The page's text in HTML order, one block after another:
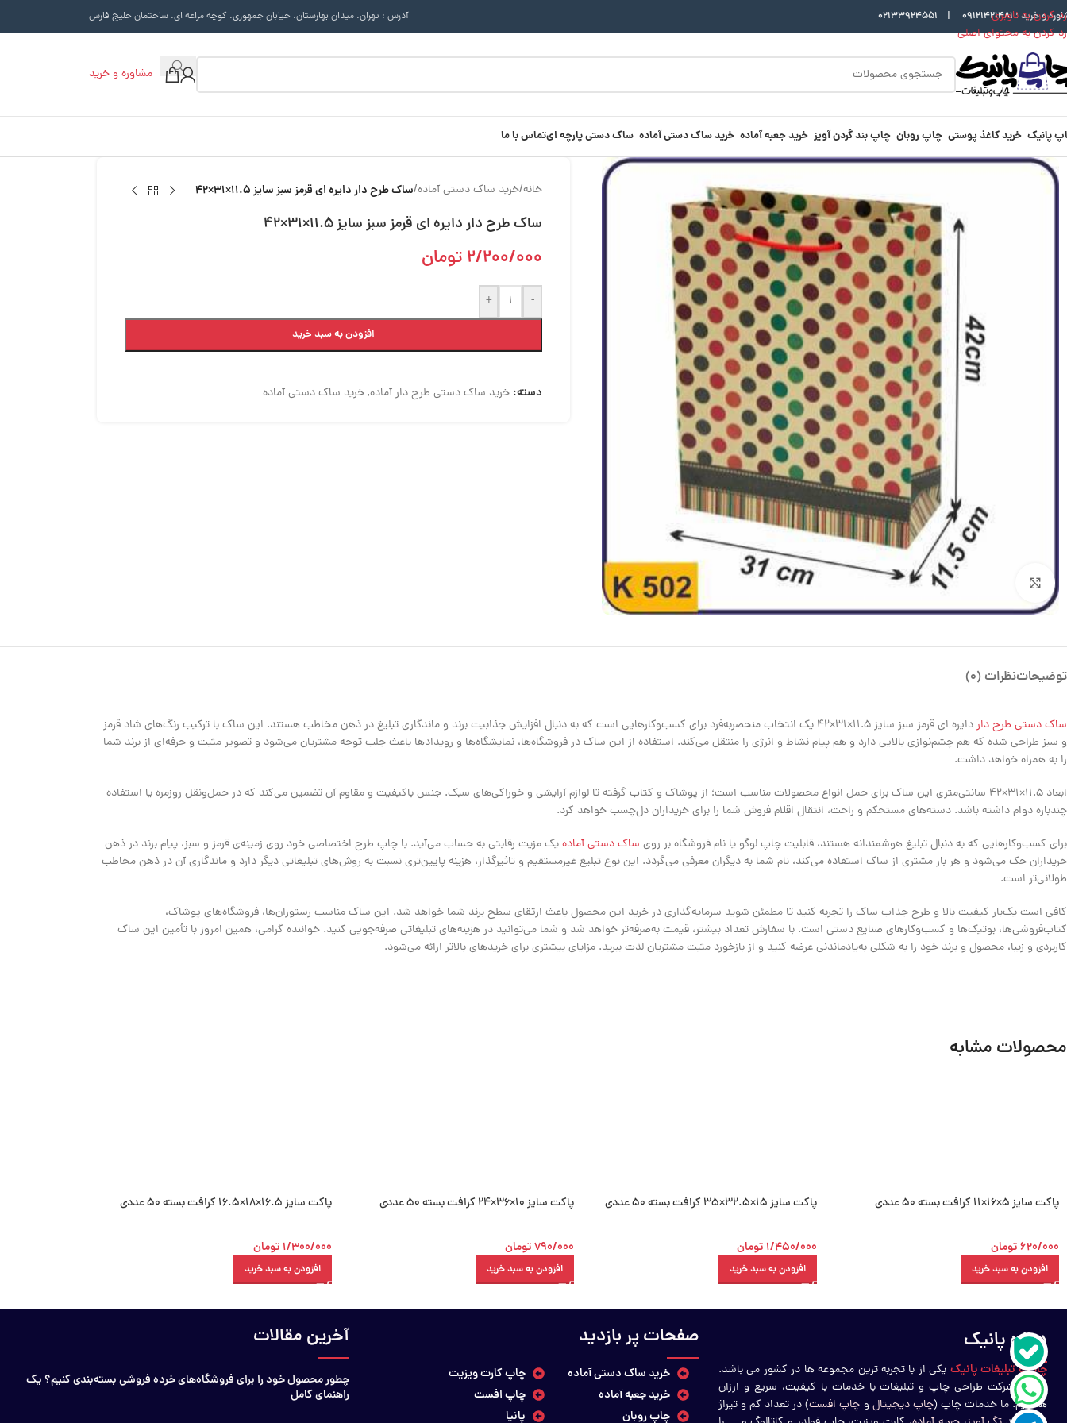
رد کردن به ناوبری
رد کردن به محتوای اصلی
و خرید :09121421481
|
02133924551 آدرس : تهران. میدان بهارستان. خیابان جمهوری. کوچه مراغه ای. ساختمان خلیج فارس
مشاوره و خرید
پانیک خرید کاغذ پوستی چاپ روبان چاپ بند گردن آویز خرید جعبه آماده خرید ساک دستی آماده ساک دستی پارچه ایتماس با ما
بزرگنمایی تصویر
خانه/خرید ساک دستی آماده/ساک طرح دار دایره ای قرمز سبز سایز 11.5×31×42
ساک طرح دار دایره ای قرمز سبز سایز 11.5×31×42
2/200/000 تومان
-
+
افزودن به سبد خرید
دسته: خرید ساک دستی طرح دار آماده,خرید ساک دستی آماده
توضیحاتنظرات (0)
ساک دستی طرح‌ دار
دایره ای قرمز سبز سایز 11.5×31×42 یک انتخاب منحصربه‌فرد برای کسب‌وکارهایی است که به دنبال افزایش جذابیت برند و ماندگاری تبلیغ در ذهن مخاطب هستند. این ساک با ترکیب رنگ‌های شاد قرمز
و سبز طراحی شده که هم چشم‌نوازی بالایی دارد و هم پیام نشاط و انرژی را منتقل می‌کند. استفاده از این ساک در فروشگاه‌ها، نمایشگاه‌ها و رویدادها باعث جلب توجه مشتریان می‌شود و تصویر مثبت و حرفه‌ای از برند شما
را به همراه خواهد داشت.
ابعاد 11.5×31×42 سانتی‌متری این ساک برای حمل انواع محصولات مناسب است؛ از پوشاک و کتاب گرفته تا لوازم آرایشی و خوراکی‌های سبک. جنس باکیفیت و مقاوم آن تضمین می‌کند که در حمل‌ونقل روزمره یا استفاده
چندباره دوام داشته باشد. دسته‌های مستحکم و راحت، انتقال اقلام فروش شما را برای خریداران دل‌چسب خواهد کرد.
برای کسب‌وکارهایی که به دنبال تبلیغ هوشمندانه هستند، قابلیت چاپ لوگو یا نام فروشگاه بر روی ساک دستی آمادهیک مزیت رقابتی به حساب می‌آید. با چاپ طرح اختصاصی خود روی زمینه‌ی قرمز و سبز، پیام برند در ذهن
خریداران حک می‌شود و هر بار مشتری از ساک استفاده می‌کند، نام شما به دیگران معرفی می‌گردد. این نوع تبلیغ غیرمستقیم و تاثیرگذار، هزینه پایین‌تری نسبت به روش‌های تبلیغاتی دیگر دارد و ماندگاری آن در ذهن مخاطب
طولانی‌تر است.
کافی است یک‌بار کیفیت بالا و طرح جذاب ساک را تجربه کنید تا مطمئن شوید سرمایه‌گذاری در خرید این محصول باعث ارتقای سطح برند شما خواهد شد. این ساک مناسب رستوران‌ها، فروشگاه‌های پوشاک،
کتاب‌فروشی‌ها، بوتیک‌ها و کسب‌وکارهای صنایع دستی است. با سفارش تعداد بیشتر، قیمت به‌صرفه‌تر خواهد شد و شما می‌توانید در هزینه‌های تبلیغاتی صرفه‌جویی کنید. خواننده گرامی، همین امروز با تأمین این ساک
کاربردی و زیبا، محصول و برند خود را به شکلی به‌یادماندنی عرضه کنید و از بازخورد مثبت مشتریان لذت ببرید. مزایای بیشتری برای خریدهای بالاتر ارائه می‌شود.
محصولات مشابه
پاکت سایز 5×16×11 کرافت بسته 50 عددی
620/000تومان
افزودن به سبد خرید
پاکت سایز 15×32.5×35 کرافت بسته 50 عددی
1/450/000 تومان
افزودن به سبد خرید
پاکت سایز 10×36×24 کرافت بسته 50 عددی
790/000تومان
افزودن به سبد خرید
پاکت سایز 16.5×18×16.5 کرافت بسته 50 عددی
1/300/000 تومان
افزودن به سبد خرید
درباره پانیک
چاپ و تبلیغات پانیک یکی از با تجربه ترین مجموعه ها در کشور می باشد.
ما یک شرکت طراحی چاپ و تبلیغات با خدمات با کیفیت، سریع و ارزان
هستیم. ما خدمات چاپ (چاپ دیجیتالو چاپ افست) در تعداد کم و تیراژ
صفحات پر بازدید
خرید ساک دستی آماده
خرید جعبه آماده
چاپ روبان
چاپ کارت ویزیت
چاپ افست
پانیا
آخرین مقالات
چطور محصول خود را برای فروشگاه‌های خرده فروشی بسته‌بندی کنیم؟ یک
راهنمای کامل